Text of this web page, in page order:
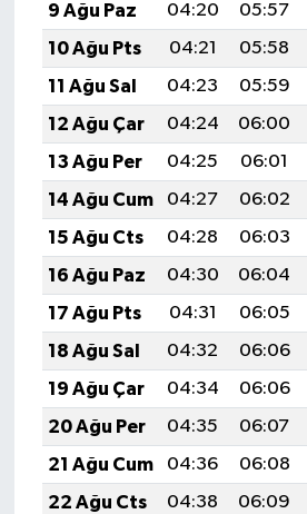
9 Ağu Paz
04:20 05:57
10 Ağu Pts
04:21 05:58
11 Ağu Sal
04:23 05:59
12 Ağu Çar
04:24 06:00
13 Ağu Per
04:25 06:01
14 Ağu Cum
04:27 06:02
15 Ağu Cts
04:28 06:03
16 Ağu Paz
04:30 06:04
17 Ağu Pts
04:31 06:05
18 Ağu Sal
04:32 06:06
19 Ağu Çar
04:34 06:06
20 Ağu Per
04:35 06:07
21 Ağu Cum
04:36 06:08
22 Ağu Cts
04:38 06:09